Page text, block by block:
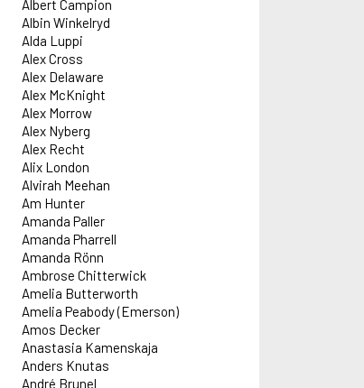
Albert Campion
Albin Winkelryd
Alda Luppi
Alex Cross
Alex Delaware
Alex McKnight
Alex Morrow
Alex Nyberg
Alex Recht
Alix London
Alvirah Meehan
Am Hunter
Amanda Paller
Amanda Pharrell
Amanda Rönn
Ambrose Chitterwick
Amelia Butterworth
Amelia Peabody (Emerson)
Amos Decker
Anastasia Kamenskaja
Anders Knutas
André Brunel